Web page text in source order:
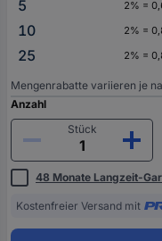
5
2% =
10
2% =
25
2% =
Mengenrabatte variieren je
Anzahl
Stück
48 Monate Langzeit-
Kostenfreier Versand mit